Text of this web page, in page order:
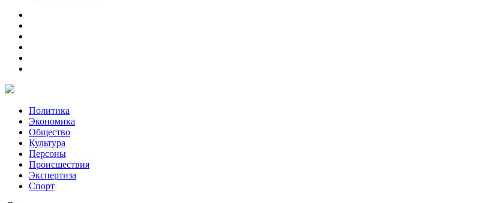
Политика
Экономика
Общество
Культура
Персоны
Происшествия
Экспертиза
Спорт